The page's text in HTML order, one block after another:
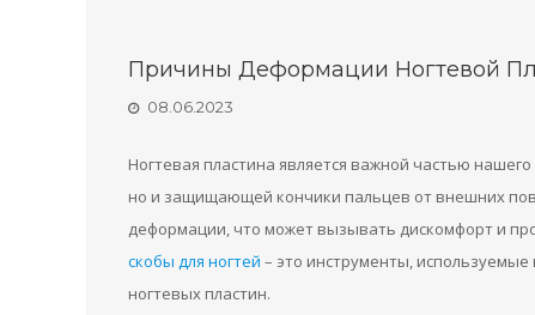
Причины Деформации Ногтевой
08.06.2023
Ногтевая пластина является важной частью
но и защищающей кончики пальцев от внешних
деформации, что может вызывать дискомфорт и
скобы для ногтей – это инструменты,
ногтевых пластин.